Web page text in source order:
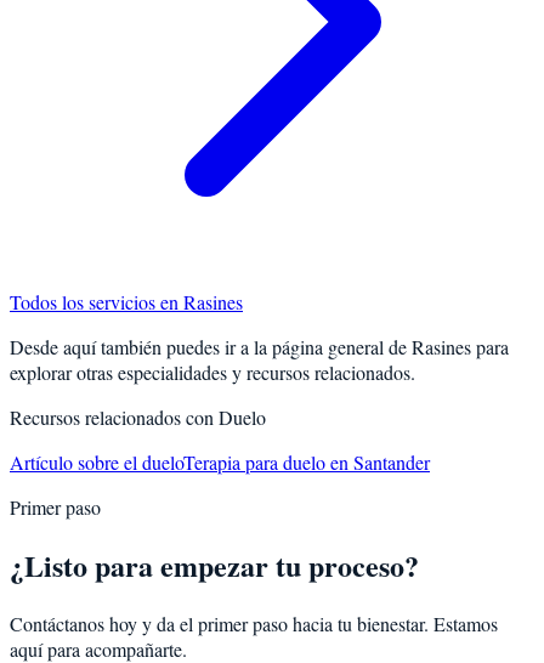
Todos los servicios en Rasines
Desde aquí también puedes ir a la página general deRasinespara
explorar otras especialidades y recursos relacionados.
Recursos relacionados con Duelo
Artículo sobre el dueloTerapia para duelo en Santander
Primer paso
¿Listo para empezar tu proceso?
Contáctanos hoy y da el primer paso hacia tu bienestar. Estamos
aquí para acompañarte.